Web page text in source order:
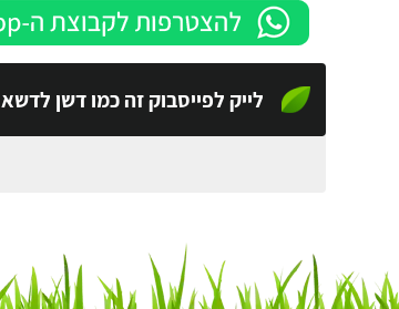
לייק לפייסבוק זה כמו דשן לדשא